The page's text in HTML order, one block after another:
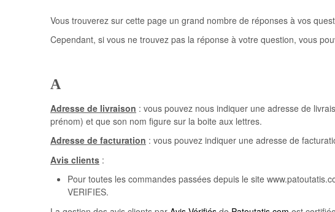
Vous trouverez sur cette page un grand nombre de réponses à vos
Cependant, si vous ne trouvez pas la réponse à votre question, vous
A
Adresse de livraison : vous pouvez nous indiquer une adresse de
prénom) et que son nom figure sur la boite aux lettres.
Adresse de facturation : vous pouvez indiquer une adresse de
Avis clients :
Pour toutes les commandes passées depuis le site
VERIFIES.